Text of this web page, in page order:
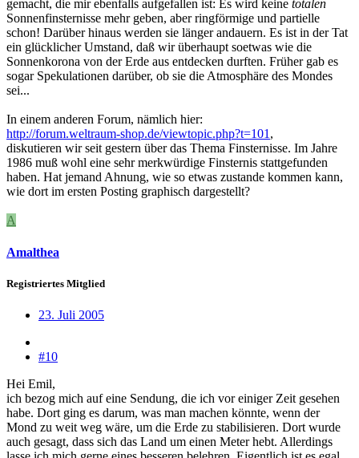
gemacht, die mir ebenfalls aufgefallen ist: Es wird keine totalen
Sonnenfinsternisse mehr geben, aber ringförmige und partielle
schon! Darüber hinaus werden sie länger andauern. Es ist in der Tat
ein glücklicher Umstand, daß wir überhaupt soetwas wie die
Sonnenkorona von der Erde aus entdecken durften. Früher gab es
sogar Spekulationen darüber, ob sie die Atmosphäre des Mondes
sei...
In einem anderen Forum, nämlich hier:
http://forum.weltraum-shop.de/viewtopic.php?t=101 ,
diskutieren wir seit gestern über das Thema Finsternisse. Im Jahre
1986 muß wohl eine sehr merkwürdige Finsternis stattgefunden
haben. Hat jemand Ahnung, wie so etwas zustande kommen kann,
wie dort im ersten Posting graphisch dargestellt?
A
Amalthea
Registriertes Mitglied
23. Juli 2005
#10
Hei Emil,
ich bezog mich auf eine Sendung, die ich vor einiger Zeit gesehen
habe. Dort ging es darum, was man machen könnte, wenn der
Mond zu weit weg wäre, um die Erde zu stabilisieren. Dort wurde
auch gesagt, dass sich das Land um einen Meter hebt. Allerdings